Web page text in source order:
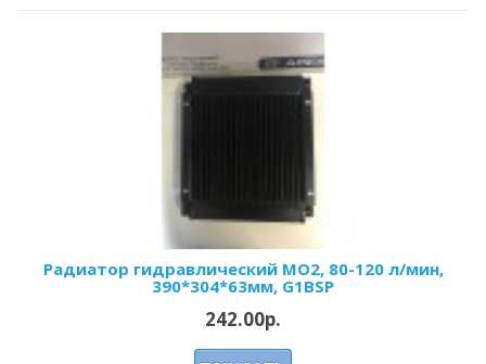
Радиатор гидравлический МО2, 80-120 л/мин,
390*304*63мм, G1BSP
242.00р.